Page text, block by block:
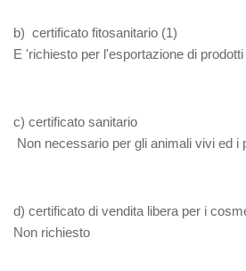
b) certificato fitosanitario (1)
E 'richiesto per l'esportazione di
c) certificato sanitario
Non necessario per gli animali vivi ed i
d) certificato di vendita libera per i
Non richiesto